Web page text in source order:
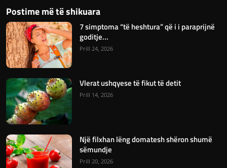
Postime më të shikuara
7 simptoma “të heshtura” që i i paraprijnë
goditje...
Prill 24, 2026
Vlerat ushqyese të fikut të detit
Prill 14, 2026
Një filxhan lëng domatesh shëron shumë
sëmundje
Prill 20, 2026